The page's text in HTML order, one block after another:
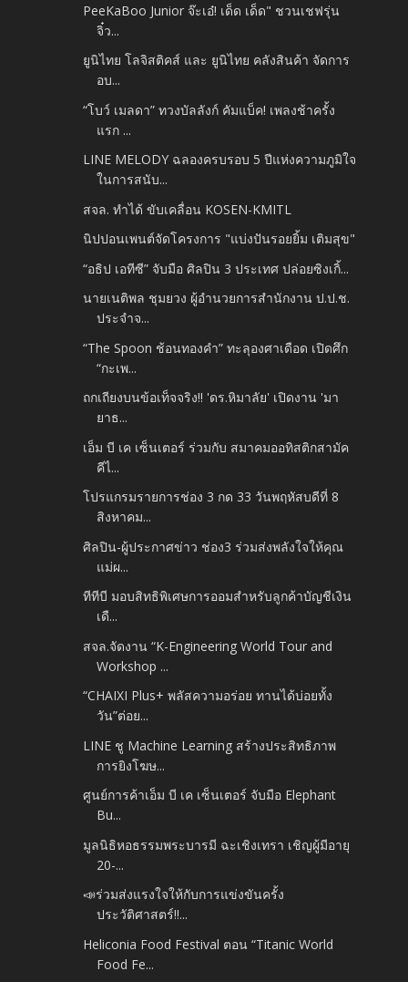
PeeKaBoo Junior จ๊ะเอ๋! เด็ด เด็ด" ชวนเชฟรุ่น
จิ๋ว...
ยูนิไทย โลจิสติคส์ และ ยูนิไทย คลังสินค้า จัดการ
อบ...
“โบว์ เมลดา” ทวงบัลลังก์ คัมแบ็ค! เพลงช้าครั้ง
แรก ...
LINE MELODY ฉลองครบรอบ 5 ปีแห่งความภูมิใจ
ในการสนับ...
สจล. ทำได้ ขับเคลื่อน KOSEN-KMITL
นิปปอนเพนต์จัดโครงการ "แบ่งปันรอยยิ้ม เติมสุข"
“อธิป เอทีซี” จับมือ ศิลปิน 3 ประเทศ ปล่อยซิงเกิ้...
นายเนติพล ชุมยวง ผู้อำนวยการสำนักงาน ป.ป.ช.
ประจำจ...
“The Spoon ช้อนทองคำ” ทะลุองศาเดือด เปิดศึก
“กะเพ...
ถกเถียงบนข้อเท็จจริง!! 'ดร.หิมาลัย' เปิดงาน 'มา
ยาธ...
เอ็ม บี เค เซ็นเตอร์ ร่วมกับ สมาคมออทิสติกสามัค
คีไ...
โปรแกรมรายการช่อง 3 กด 33 วันพฤหัสบดีที่ 8
สิงหาคม...
ศิลปิน-ผู้ประกาศข่าว ช่อง3 ร่วมส่งพลังใจให้คุณ
แม่ผ...
ทีทีบี มอบสิทธิพิเศษการออมสำหรับลูกค้าบัญชีเงิน
เดื...
สจล.จัดงาน “K-Engineering World Tour and
Workshop ...
“CHAIXI Plus+ พลัสความอร่อย ทานได้บ่อยทั้ง
วัน”ต่อย...
LINE ชู Machine Learning สร้างประสิทธิภาพ
การยิงโฆษ...
ศูนย์การค้าเอ็ม บี เค เซ็นเตอร์ จับมือ Elephant
Bu...
มูลนิธิหอธรรมพระบารมี ฉะเชิงเทรา เชิญผู้มีอายุ
20-...
📣ร่วมส่งแรงใจให้กับการแข่งขันครั้ง
ประวัติศาสตร์‼️...
Heliconia Food Festival ตอน “Titanic World
Food Fe...